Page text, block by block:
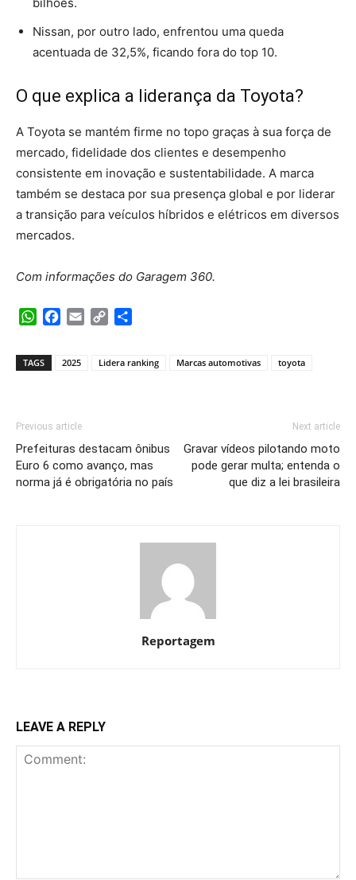
Nissan, por outro lado, enfrentou uma queda
acentuada de 32,5%, ficando fora do top 10.
O que explica a liderança da Toyota?
A Toyota se mantém firme no topo graças à sua força de
mercado, fidelidade dos clientes e desempenho
consistente em inovação e sustentabilidade. A marca
também se destaca por sua presença global e por liderar
a transição para veículos híbridos e elétricos em diversos
mercados.
Com informações do Garagem 360.
WhatsApp
Facebook
Email Copy
TAGS 2025 Lidera ranking Marcas automotivas toyota
Previous article
Prefeituras destacam ônibus
Euro 6 como avanço, mas
norma já é obrigatória no país
Next article
Gravar vídeos pilotando moto
pode gerar multa; entenda o
que diz a lei brasileira
Reportagem
LEAVE A REPLY